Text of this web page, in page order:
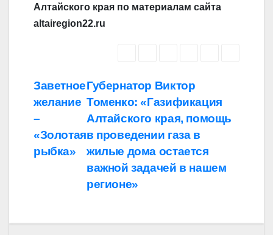
Алтайского края по материалам сайта
altairegion22.ru
Навигация
по
записям
Губернатор Виктор
Томенко: «Газификация
Алтайского края, помощь
в проведении газа в
жилые дома остается
важной задачей в нашем
регионе»
Заветное
желание
–
«Золотая
рыбка»